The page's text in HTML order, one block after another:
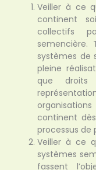
Veiller à ce
continent
collectifs
semencière.
systèmes de
pleine
que droits
continent
processus de
Veiller à ce
systèmes
fassent